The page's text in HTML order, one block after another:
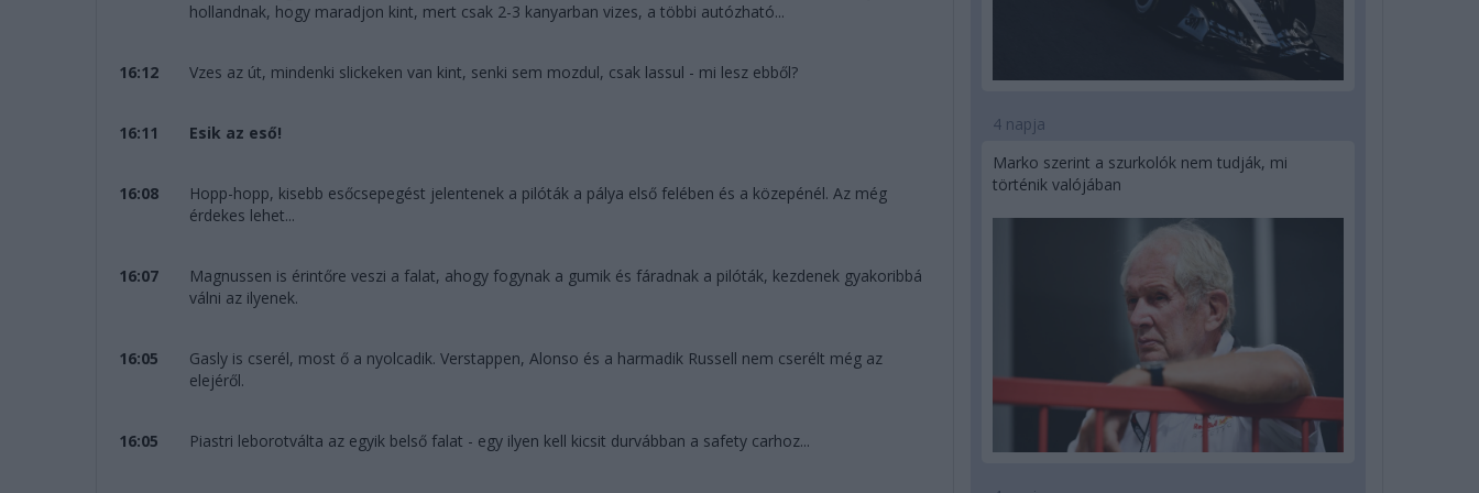
hollandnak, hogy maradjon kint, mert csak 2-3 kanyarban vizes, a többi autózható...
16:12 Vzes az út, mindenki slickeken van kint, senki sem mozdul, csak lassul - mi lesz ebből?
16:11 Esik az eső!
16:08
Hopp-hopp, kisebb esőcsepegést jelentenek a pilóták a pálya első felében és a közepénél. Az még
érdekes lehet...
16:07
Magnussen is érintőre veszi a falat, ahogy fogynak a gumik és fáradnak a pilóták, kezdenek gyakoribbá
válni az ilyenek.
16:05
Gasly is cserél, most ő a nyolcadik. Verstappen, Alonso és a harmadik Russell nem cserélt még az
elejéről.
16:05 Piastri leborotválta az egyik belső falat - egy ilyen kell kicsit durvábban a safety carhoz...
4 napja
Marko szerint a szurkolók nem tudják, mi
történik valójában